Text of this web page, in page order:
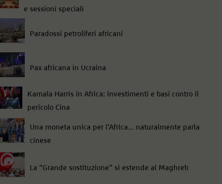
e sessioni speciali
Paradossi petroliferi africani
Pax africana in Ucraina
Kamala Harris in Africa: investimenti e basi contro il
pericolo Cina
Una moneta unica per l’Africa... naturalmente parla
cinese
La “Grande sostituzione” si estende al Maghreb